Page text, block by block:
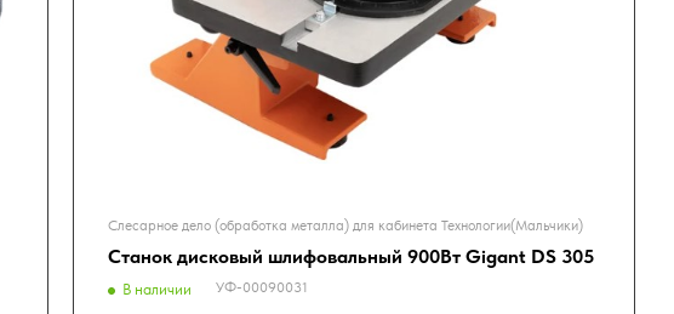
Слесарное дело (обработка металла) для кабинета Технологии(Мальчики)
Станок дисковый шлифовальный 900Вт Gigant DS 305
В наличии УФ-00090031